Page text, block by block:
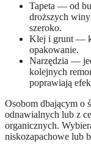
Tapeta — od
droższych
szeroko.
Klej i grunt —
opakowanie.
Narzędzia —
kolejnych
poprawiają
Osobom dbającym o
odnawialnych lub z
organicznych.
niskozapachowe lub